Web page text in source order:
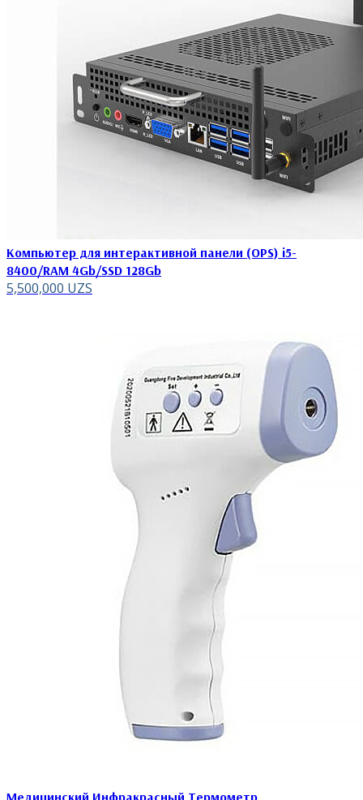
Компьютер для интерактивной панели (OPS) i5-
8400/RAM 4Gb/SSD 128Gb
5,500,000 UZS
Медицинский Инфракрасный Термометр